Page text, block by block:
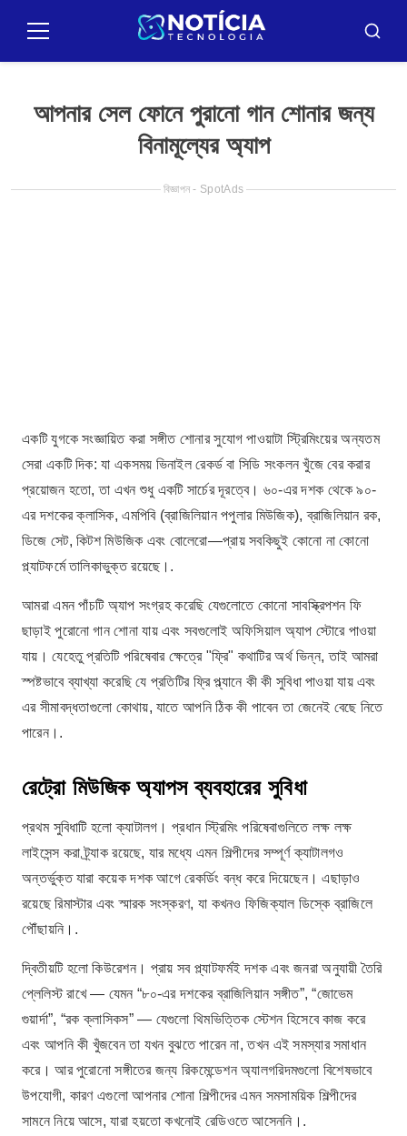
paraমেনু বাসকার
আপনার সেল ফোনে পুরানো গান শোনার জন্য
বিনামূল্যের অ্যাপ
বিজ্ঞাপন - SpotAds
একটি যুগকে সংজ্ঞায়িত করা সঙ্গীত শোনার সুযোগ পাওয়াটা স্ট্রিমিংয়ের অন্যতম
সেরা একটি দিক: যা একসময় ভিনাইল রেকর্ড বা সিডি সংকলন খুঁজে বের করার
প্রয়োজন হতো, তা এখন শুধু একটি সার্চের দূরত্বে। ৬০-এর দশক থেকে ৯০-
এর দশকের ক্লাসিক, এমপিবি (ব্রাজিলিয়ান পপুলার মিউজিক), ব্রাজিলিয়ান রক,
ডিজে সেট, কিটশ মিউজিক এবং বোলেরো—প্রায় সবকিছুই কোনো না কোনো
প্ল্যাটফর্মে তালিকাভুক্ত রয়েছে।.
আমরা এমন পাঁচটি অ্যাপ সংগ্রহ করেছি যেগুলোতে কোনো সাবস্ক্রিপশন ফি
ছাড়াই পুরোনো গান শোনা যায় এবং সবগুলোই অফিসিয়াল অ্যাপ স্টোরে পাওয়া
যায়। যেহেতু প্রতিটি পরিষেবার ক্ষেত্রে "ফ্রি" কথাটির অর্থ ভিন্ন, তাই আমরা
স্পষ্টভাবে ব্যাখ্যা করেছি যে প্রতিটির ফ্রি প্ল্যানে কী কী সুবিধা পাওয়া যায় এবং
এর সীমাবদ্ধতাগুলো কোথায়, যাতে আপনি ঠিক কী পাবেন তা জেনেই বেছে নিতে
পারেন।.
রেট্রো মিউজিক অ্যাপস ব্যবহারের সুবিধা
প্রথম সুবিধাটি হলো ক্যাটালগ। প্রধান স্ট্রিমিং পরিষেবাগুলিতে লক্ষ লক্ষ
লাইসেন্স করা ট্র্যাক রয়েছে, যার মধ্যে এমন শিল্পীদের সম্পূর্ণ ক্যাটালগও
অন্তর্ভুক্ত যারা কয়েক দশক আগে রেকর্ডিং বন্ধ করে দিয়েছেন। এছাড়াও
রয়েছে রিমাস্টার এবং স্মারক সংস্করণ, যা কখনও ফিজিক্যাল ডিস্কে ব্রাজিলে
পৌঁছায়নি।.
দ্বিতীয়টি হলো কিউরেশন। প্রায় সব প্ল্যাটফর্মই দশক এবং জনরা অনুযায়ী তৈরি
প্লেলিস্ট রাখে — যেমন “৮০-এর দশকের ব্রাজিলিয়ান সঙ্গীত”, “জোভেম
গুয়ার্দা”, “রক ক্লাসিকস” — যেগুলো থিমভিত্তিক স্টেশন হিসেবে কাজ করে
এবং আপনি কী খুঁজবেন তা যখন বুঝতে পারেন না, তখন এই সমস্যার সমাধান
করে। আর পুরোনো সঙ্গীতের জন্য রিকমেন্ডেশন অ্যালগরিদমগুলো বিশেষভাবে
উপযোগী, কারণ এগুলো আপনার শোনা শিল্পীদের এমন সমসাময়িক শিল্পীদের
সামনে নিয়ে আসে, যারা হয়তো কখনোই রেডিওতে আসেননি।.